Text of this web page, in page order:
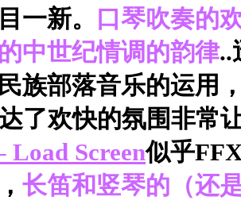
一新。
口琴吹奏的
中世纪情调的韵律..
民族部落音乐的运用
了欢快的氛围非常
Load Screen似乎
长笛和竖琴的（还